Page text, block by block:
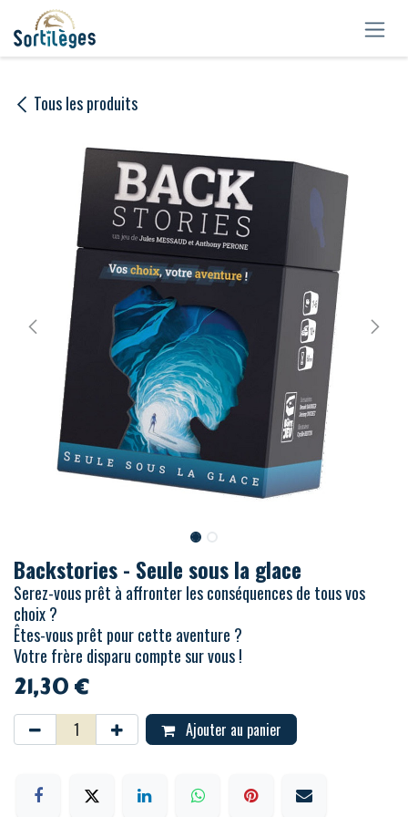
Se rendre au contenu
Tous les produits
Backstories - Seule sous la glace
Serez-vous prêt à affronter les conséquences de tous vos
choix ?
Êtes-vous prêt pour cette aventure ?
Votre frère disparu compte sur vous !
21,30€
Ajouter au panier